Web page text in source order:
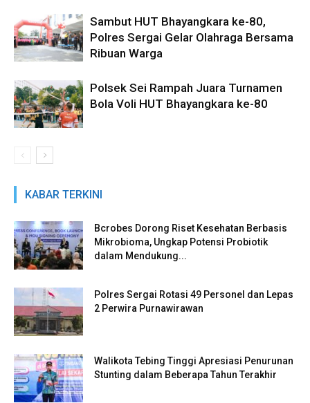
Sambut HUT Bhayangkara ke-80,
Polres Sergai Gelar Olahraga Bersama
Ribuan Warga
Polsek Sei Rampah Juara Turnamen
Bola Voli HUT Bhayangkara ke-80
KABAR TERKINI
Bcrobes Dorong Riset Kesehatan Berbasis
Mikrobioma, Ungkap Potensi Probiotik
dalam Mendukung...
Polres Sergai Rotasi 49 Personel dan Lepas
2 Perwira Purnawirawan
Walikota Tebing Tinggi Apresiasi Penurunan
Stunting dalam Beberapa Tahun Terakhir